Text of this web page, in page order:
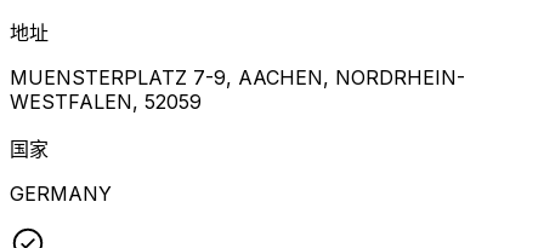
地址
MUENSTERPLATZ 7-9, AACHEN, NORDRHEIN-
WESTFALEN, 52059
国家
GERMANY